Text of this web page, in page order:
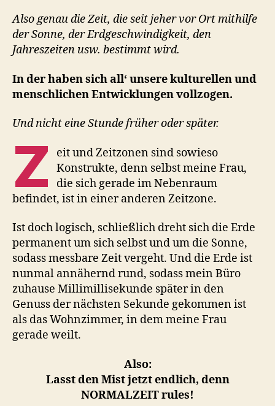
Also genau die Zeit, die seit jeher vor Ort mithilfe
der Sonne, der Erdgeschwindigkeit, den
Jahreszeiten usw. bestimmt wird.
In der haben sich all‘ unsere kulturellen und
menschlichen Entwicklungen vollzogen.
Und nicht eine Stunde früher oder später.
Z
eit und Zeitzonen sind sowieso
Konstrukte, denn selbst meine Frau,
die sich gerade im Nebenraum
befindet, ist in einer anderen Zeitzone.
Ist doch logisch, schließlich dreht sich die Erde
permanent um sich selbst und um die Sonne,
sodass messbare Zeit vergeht. Und die Erde ist
nunmal annähernd rund, sodass mein Büro
zuhause Millimillisekunde später in den
Genuss der nächsten Sekunde gekommen ist
als das Wohnzimmer, in dem meine Frau
gerade weilt.
Also:
Lasst den Mist jetzt endlich, denn
NORMALZEIT rules!